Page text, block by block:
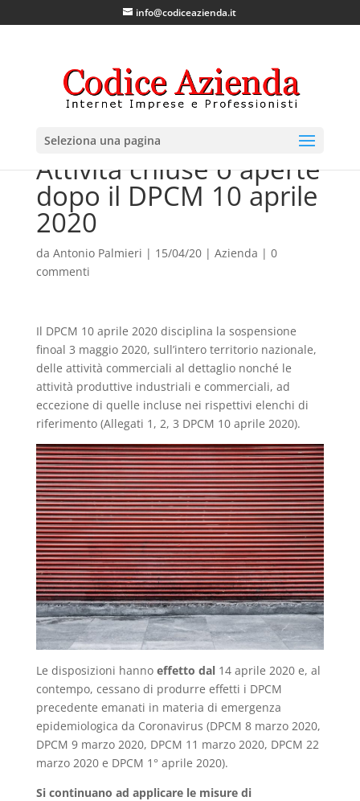
info@codiceazienda.it
Seleziona una pagina
Attività chiuse o aperte
dopo il DPCM 10 aprile
2020
da Antonio Palmieri | 15/04/20| Azienda | 0
commenti
Il DPCM 10 aprile 2020 disciplina la sospensione
finoal 3 maggio 2020, sull’intero territorio nazionale,
delle attività commerciali al dettaglio nonché le
attività produttive industriali e commerciali, ad
eccezione di quelle incluse nei rispettivi elenchi di
riferimento (Allegati 1, 2, 3 DPCM 10 aprile 2020).
Le disposizioni hanno effetto dal14 aprile 2020 e, al
contempo, cessano di produrre effetti i DPCM
precedente emanati in materia di emergenza
epidemiologica da Coronavirus (DPCM 8 marzo 2020,
DPCM 9 marzo 2020, DPCM 11 marzo 2020, DPCM 22
marzo 2020 e DPCM 1° aprile 2020).
Si continuano ad applicare le misure di